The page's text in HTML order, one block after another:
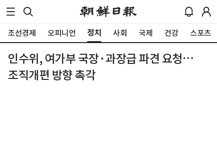
조선경제 오피니언 정치 사회 국제 건강 스포츠
인수위, 여가부 국장·과장급 파견 요청…
조직개편 방향 촉각